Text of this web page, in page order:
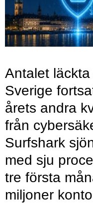
Antalet
Sverige
årets andra
från
Surfshark
med sju
tre första
miljoner